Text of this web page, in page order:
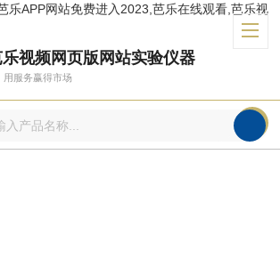
乐APP网站免费进入2023,芭乐在线观看,芭乐视
视频网页版网站实验仪器
，用服务赢得市场